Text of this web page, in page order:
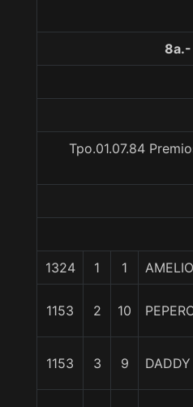
8a.-
Tpo.01.07.84
1324 1 1
1153 2 10
1153 3 9